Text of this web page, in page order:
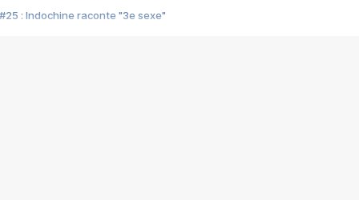
#25 : Indochine raconte "3e sexe"